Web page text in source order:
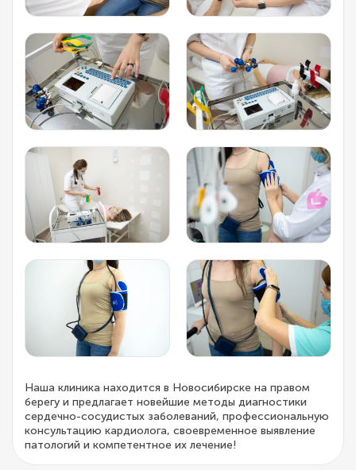
Наша клиника находится в Новосибирске на правом
берегу и предлагает новейшие методы диагностики
сердечно-сосудистых заболеваний, профессиональную
консультацию кардиолога, своевременное выявление
патологий и компетентное их лечение!